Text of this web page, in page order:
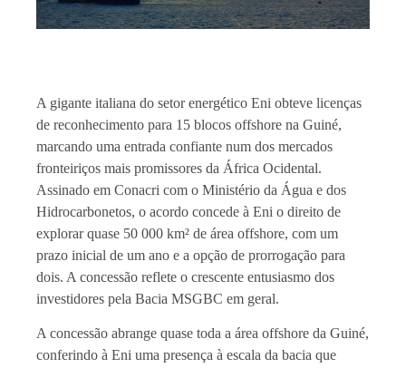
A gigante italiana do setor energético Eni obteve licenças
de reconhecimento para 15 blocos offshore na Guiné,
marcando uma entrada confiante num dos mercados
fronteiriços mais promissores da África Ocidental.
Assinado em Conacri com o Ministério da Água e dos
Hidrocarbonetos, o acordo concede à Eni o direito de
explorar quase 50 000 km² de área offshore, com um
prazo inicial de um ano e a opção de prorrogação para
dois. A concessão reflete o crescente entusiasmo dos
investidores pela Bacia MSGBC em geral.
A concessão abrange quase toda a área offshore da Guiné,
conferindo à Eni uma presença à escala da bacia que